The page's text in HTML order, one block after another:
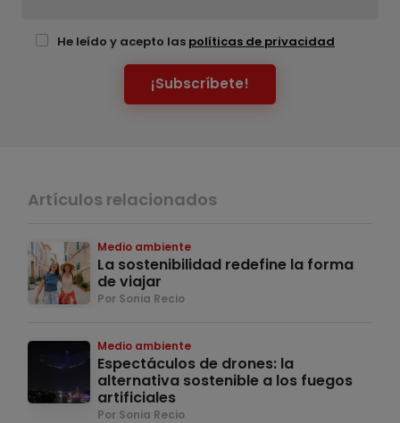
He leído y acepto las políticas de privacidad
¡Subscríbete!
Artículos relacionados
Medio ambiente
La sostenibilidad redefine la forma
de viajar
Por Sonia Recio
Medio ambiente
Espectáculos de drones: la
alternativa sostenible a los fuegos
artificiales
Por Sonia Recio